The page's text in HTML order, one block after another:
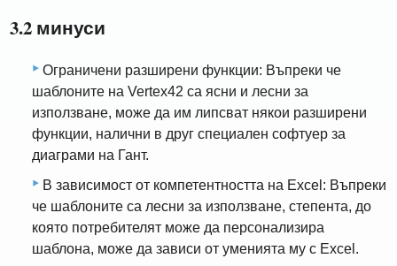
3.2 минуси
Ограничени разширени функции: Въпреки че
шаблоните на Vertex42 са ясни и лесни за
използване, може да им липсват някои разширени
функции, налични в друг специален софтуер за
диаграми на Гант.
В зависимост от компетентността на Excel: Въпреки
че шаблоните са лесни за използване, степента, до
която потребителят може да персонализира
шаблона, може да зависи от уменията му с Excel.